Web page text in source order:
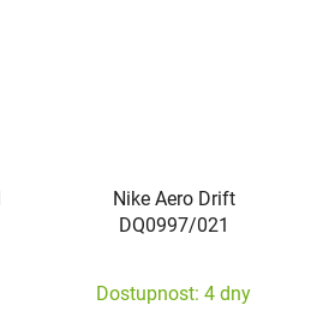
Nike Aero Drift
DQ0997/021
Dostupnost: 4 dny